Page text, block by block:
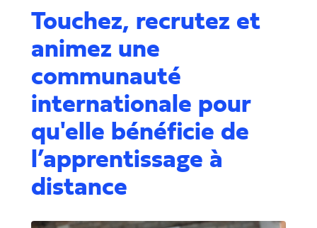
Touchez, recrutez et
animez une
communauté
internationale pour
qu'elle bénéficie de
l’apprentissage à
distance